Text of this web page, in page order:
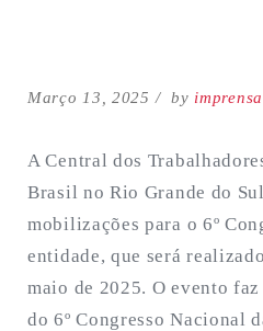
Março 13, 2025 by
A Central dos
Brasil no Rio Grande do
mobilizações para o 6º
entidade, que será
maio de 2025. O evento
do 6º Congresso Nacional